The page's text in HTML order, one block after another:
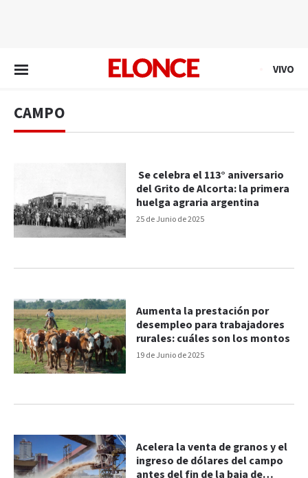
VIVO
CAMPO
25 de Junio de 2025
Se celebra el 113° aniversario
del Grito de Alcorta: la primera
huelga agraria argentina
19 de Junio de 2025
Aumenta la prestación por
desempleo para trabajadores
rurales: cuáles son los montos
Acelera la venta de granos y el
ingreso de dólares del campo
antes del fin de la baja de